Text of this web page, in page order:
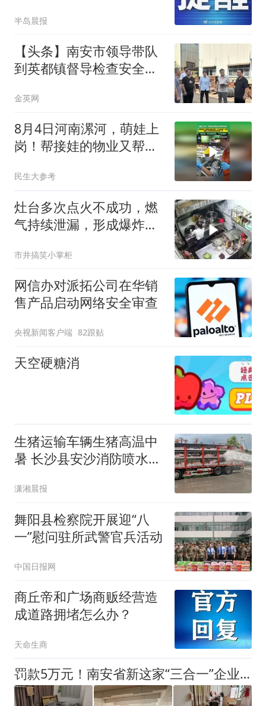
半岛晨报
【头条】南安市领导带队
到英都镇督导检查安全生
金英网
8月4日河南漯河，萌娃上
岗！帮接娃的物业又帮带
民生大参考
灶台多次点火不成功，燃
气持续泄漏，形成爆炸混
全生产警示教育
市井搞笑小掌柜
网信办对派拓公司在华销
售产品启动网络安全审查
央视新闻客户端 82跟贴
天空硬糖消
生猪运输车辆生猪高温中
暑 长沙县安沙消防喷水降
潇湘晨报
舞阳县检察院开展迎“八
一”慰问驻所武警官兵活动
中国日报网
商丘帝和广场商贩经营造
成道路拥堵怎么办？
天命生商
罚款5万元！南安省新这家“三合一”企业被依法查处